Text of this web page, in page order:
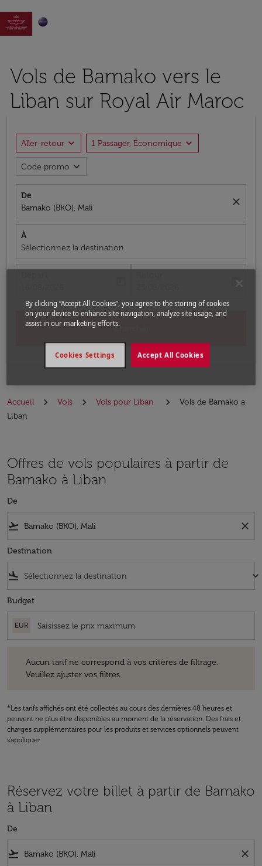

Vols de Bamako vers le
Liban sur Royal Air Maroc
Aller-retour expand_more 1 Passager, Économique expand_more
Code promo expand_more
De
Bamako (BKO), Mali
close
À
Sélectionnez la destination
fc-booking-return-date-aria-label
today
Chercher
Accueil Vols Vols pour Liban
Vols de Bamako a
Liban
Offres de vols populaires à partir de
Bamako à Liban
De
flight_takeoff close
Destination
flight_land keyboard_arrow_down
Budget
EUR
Aucun tarif ne correspond à vos critères de filtrage.
Veuillez ajuster vos filtres.
*Les tarifs affichés ont été collectés au cours des dernières 48 heures et
peuvent ne plus être disponibles au moment de la réservation. Des frais et
charges supplémentaires pour les produits et services optionnels peuvent
s'appliquer.
Réservez votre billet à partir de Bamako
à Liban
De
flight_takeoff close
By clicking “Accept All Cookies”, you agree to the storing of cookies
on your device to enhance site navigation, analyze site usage, and
assist in our marketing efforts.
Accept All Cookies
Cookies Settings